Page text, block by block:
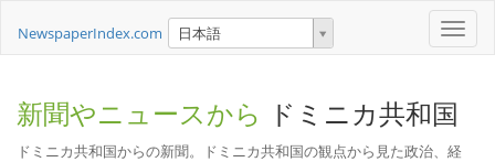
Toggle
NewspaperIndex.com 日本語
新聞やニュースから ドミニカ共和国
ドミニカ共和国からの新聞。ドミニカ共和国の観点から見た政治、経